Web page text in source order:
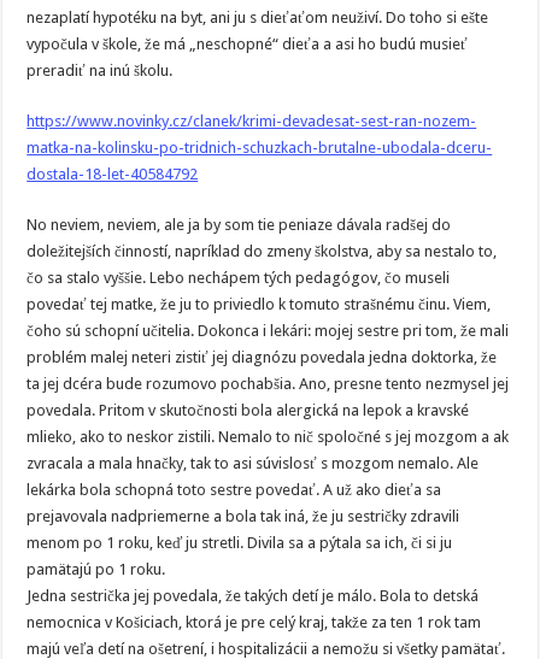
nezaplatí hypotéku na byt, ani ju s dieťaťom neuživí. Do toho si ešte
vypočula v škole, že má „neschopné“ dieťa a asi ho budú musieť
preradiť na inú školu.
https://www.novinky.cz/clanek/krimi-devadesat-sest-ran-nozem-
matka-na-kolinsku-po-tridnich-schuzkach-brutalne-ubodala-dceru-
dostala-18-let-40584792
No neviem, neviem, ale ja by som tie peniaze dávala radšej do
doležitejších činností, napríklad do zmeny školstva, aby sa nestalo to,
čo sa stalo vyššie. Lebo nechápem tých pedagógov, čo museli
povedať tej matke, že ju to priviedlo k tomuto strašnému činu. Viem,
čoho sú schopní učitelia. Dokonca i lekári: mojej sestre pri tom, že mali
problém malej neteri zistiť jej diagnózu povedala jedna doktorka, že
ta jej dcéra bude rozumovo pochabšia. Ano, presne tento nezmysel jej
povedala. Pritom v skutočnosti bola alergická na lepok a kravské
mlieko, ako to neskor zistili. Nemalo to nič spoločné s jej mozgom a ak
zvracala a mala hnačky, tak to asi súvislosť s mozgom nemalo. Ale
lekárka bola schopná toto sestre povedať. A už ako dieťa sa
prejavovala nadpriemerne a bola tak iná, že ju sestričky zdravili
menom po 1 roku, keď ju stretli. Divila sa a pýtala sa ich, či si ju
pamätajú po 1 roku.
Jedna sestrička jej povedala, že takých detí je málo. Bola to detská
nemocnica v Košiciach, ktorá je pre celý kraj, takže za ten 1 rok tam
majú veľa detí na ošetrení, i hospitalizácii a nemožu si všetky pamätať.